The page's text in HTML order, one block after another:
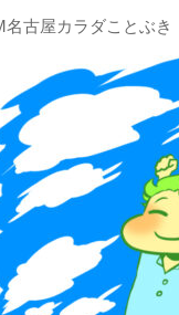
名古屋カラダことぶき